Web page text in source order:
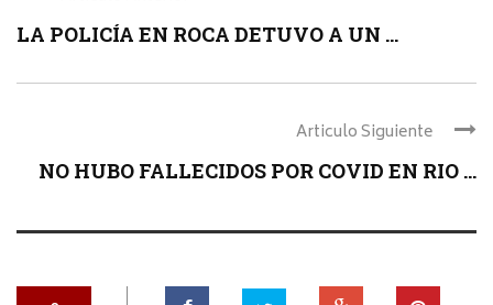
LA POLICÍA EN ROCA DETUVO A UN ...
Articulo Siguiente
NO HUBO FALLECIDOS POR COVID EN RIO ...